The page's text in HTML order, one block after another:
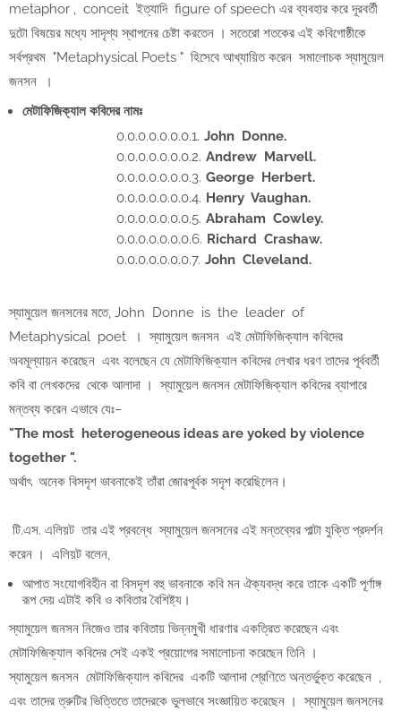
metaphor , conceit ইত্যাদি figure of speech এর ব্যবহার করে দূরবর্তী
দুটো বিষয়ের মধ্যে সাদৃশ্য স্থাপনের চেষ্টা করতেন । সতেরো শতকের এই কবিগোষ্ঠীকে
সর্বপ্রথম "Metaphysical Poets " হিসেবে আখ্যায়িত করেন সমালোচক স্যামুয়েল
জনসন ।
মেটাফিজিক্যাল কবিদের নামঃ
John Donne.
Andrew Marvell.
George Herbert.
Henry Vaughan.
Abraham Cowley.
Richard Crashaw.
John Cleveland.
স্যামুয়েল জনসনের মতে, John Donne is the leader of
Metaphysical poet । স্যামুয়েল জনসন এই মেটাফিজিক্যাল কবিদের
অবমূল্যায়ন করেছেন এবং বলেছেন যে মেটাফিজিক্যাল কবিদের লেখার ধরণ তাদের পূর্ববর্তী
কবি বা লেখকদের থেকে আলাদা । স্যামুয়েল জনসন মেটাফিজিক্যাল কবিদের ব্যাপারে
মন্তব্য করেন এভাবে যেঃ–
"The most heterogeneous ideas are yoked by violence
together ".
অর্থাৎ অনেক বিসদৃশ ভাবনাকেই তাঁরা জোরপূর্বক সদৃশ করেছিলেন।
টি.এস. এলিয়ট তার এই প্রবন্ধে স্যামুয়েল জনসনের এই মন্তব্যের পাল্টা যুক্তি প্রদর্শন
করেন । এলিয়ট বলেন,
আপাত সংযোগবিহীন বা বিসদৃশ বহু ভাবনাকে কবি মন ঐক্যবদ্ধ করে তাকে একটি পূর্ণাঙ্গ
রূপ দেয় এটাই কবি ও কবিতার বৈশিষ্ট্য।
স্যামুয়েল জনসন নিজেও তার কবিতায় ভিন্নমুখী ধারণার একত্রিত করেছেন এবং
মেটাফিজিক্যাল কবিদের সেই একই প্রয়োগের সমালোচনা করেছেন তিনি ।
স্যামুয়েল জনসন মেটাফিজিক্যাল কবিদের একটি আলাদা শ্রেণিতে অন্তর্ভুক্ত করেছেন ,
এবং তাদের ত্রুটির ভিত্তিতে তাদেরকে ভুলভাবে সংজ্ঞায়িত করেছেন । স্যামুয়েল জনসনের